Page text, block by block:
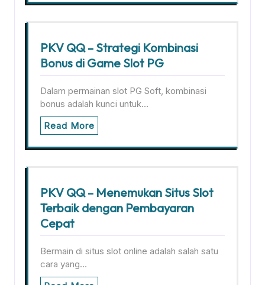
PKV QQ – Strategi Kombinasi
Bonus di Game Slot PG
Dalam permainan slot PG Soft, kombinasi
bonus adalah kunci untuk…
Read More
PKV QQ – Menemukan Situs Slot
Terbaik dengan Pembayaran
Cepat
Bermain di situs slot online adalah salah satu
cara yang…